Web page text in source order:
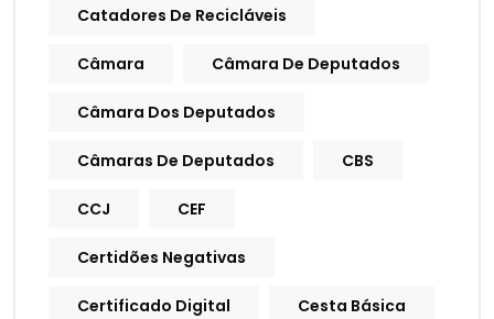
Catadores De Recicláveis
Câmara Câmara De Deputados
Câmara Dos Deputados
Câmaras De Deputados CBS
CCJ CEF
Certidões Negativas
Certificado Digital Cesta Básica